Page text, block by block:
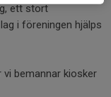
ett stort
i föreningen hjälps
bemannar kiosker